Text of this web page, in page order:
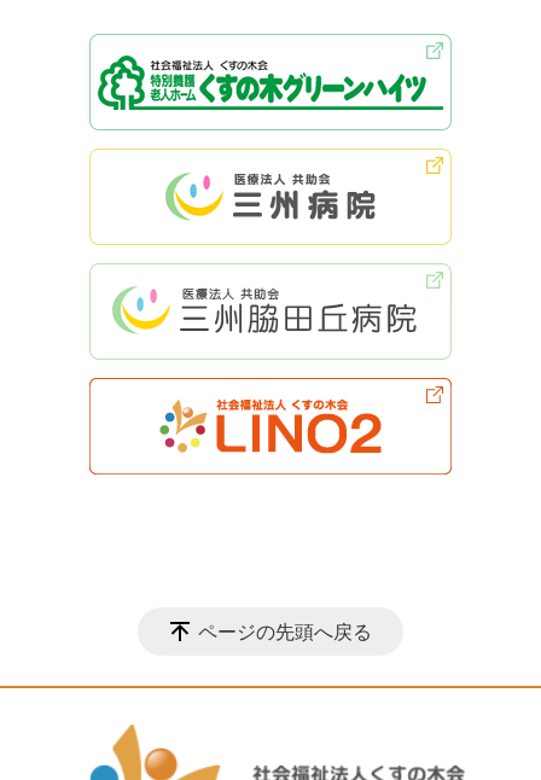
ページの先頭へ戻る